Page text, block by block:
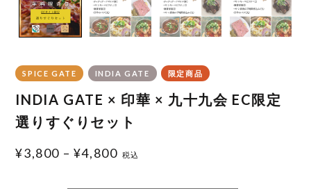
SPICE GATE INDIA GATE 限定商品
INDIA GATE × 印華 × 九十九会 EC限定
選りすぐりセット
¥3,800 – ¥4,800 税込